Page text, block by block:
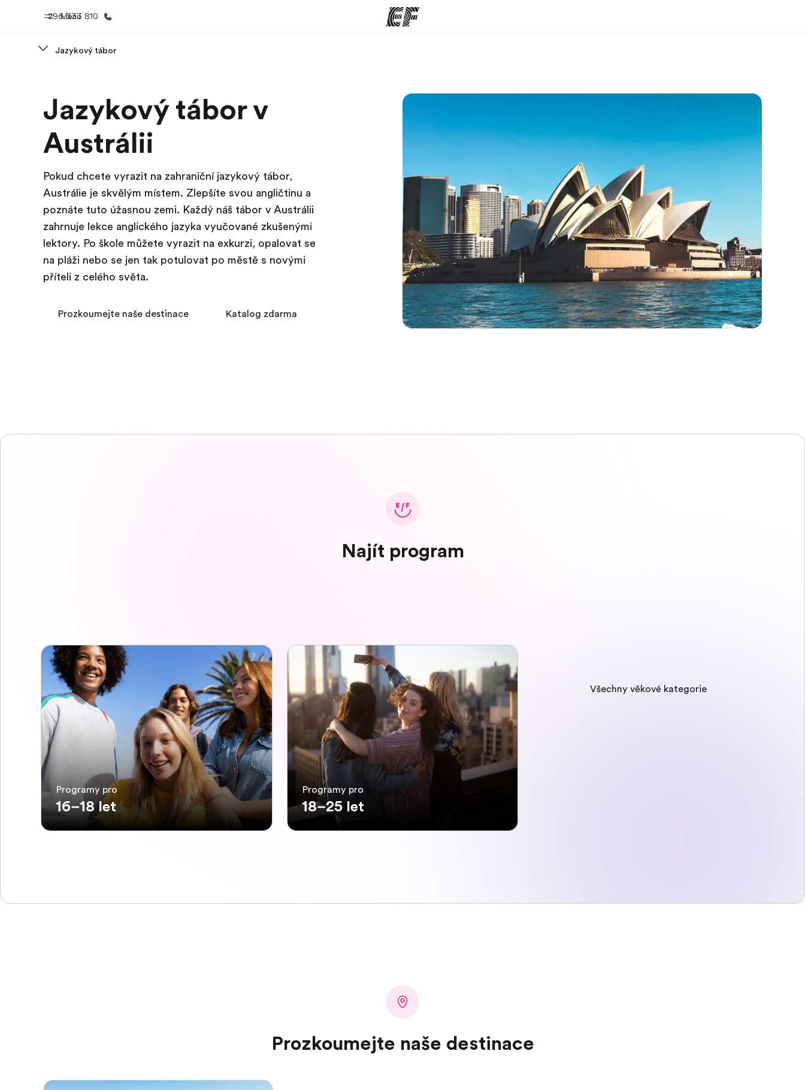
Menu
296 333 810
Vítejte v EF
Podívejte se, co všechno
děláme
Najděte nejbližší kancelář
Jazykový tábor
Jazykový tábor v
Austrálii
Pokud chcete vyrazit na zahraniční jazykový tábor,
Austrálie je skvělým místem. Zlepšíte svou angličtinu a
poznáte tuto úžasnou zemi. Každý náš tábor v Austrálii
zahrnuje lekce anglického jazyka vyučované zkušenými
lektory. Po škole můžete vyrazit na exkurzi, opalovat se
na pláži nebo se jen tak potulovat po městě s novými
příteli z celého světa.
Prozkoumejte naše destinace Katalog zdarma
Najít program
Programy pro
16–18 let
Programy pro
18–25 let
Všechny věkové kategorie
Prozkoumejte naše destinace